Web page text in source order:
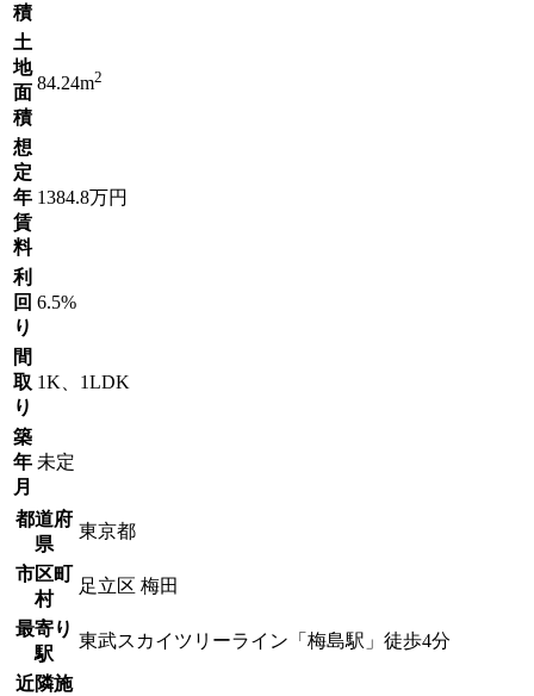
積
土
地
面
積
84.24m2
想
定
年
賃
料
1384.8万円
利
回
り
6.5%
間
取
り
1K、1LDK
築
年
月
未定
都道府
県
東京都
市区町
村
足立区 梅田
最寄り
駅
東武スカイツリーライン「梅島駅」徒歩4分
近隣施